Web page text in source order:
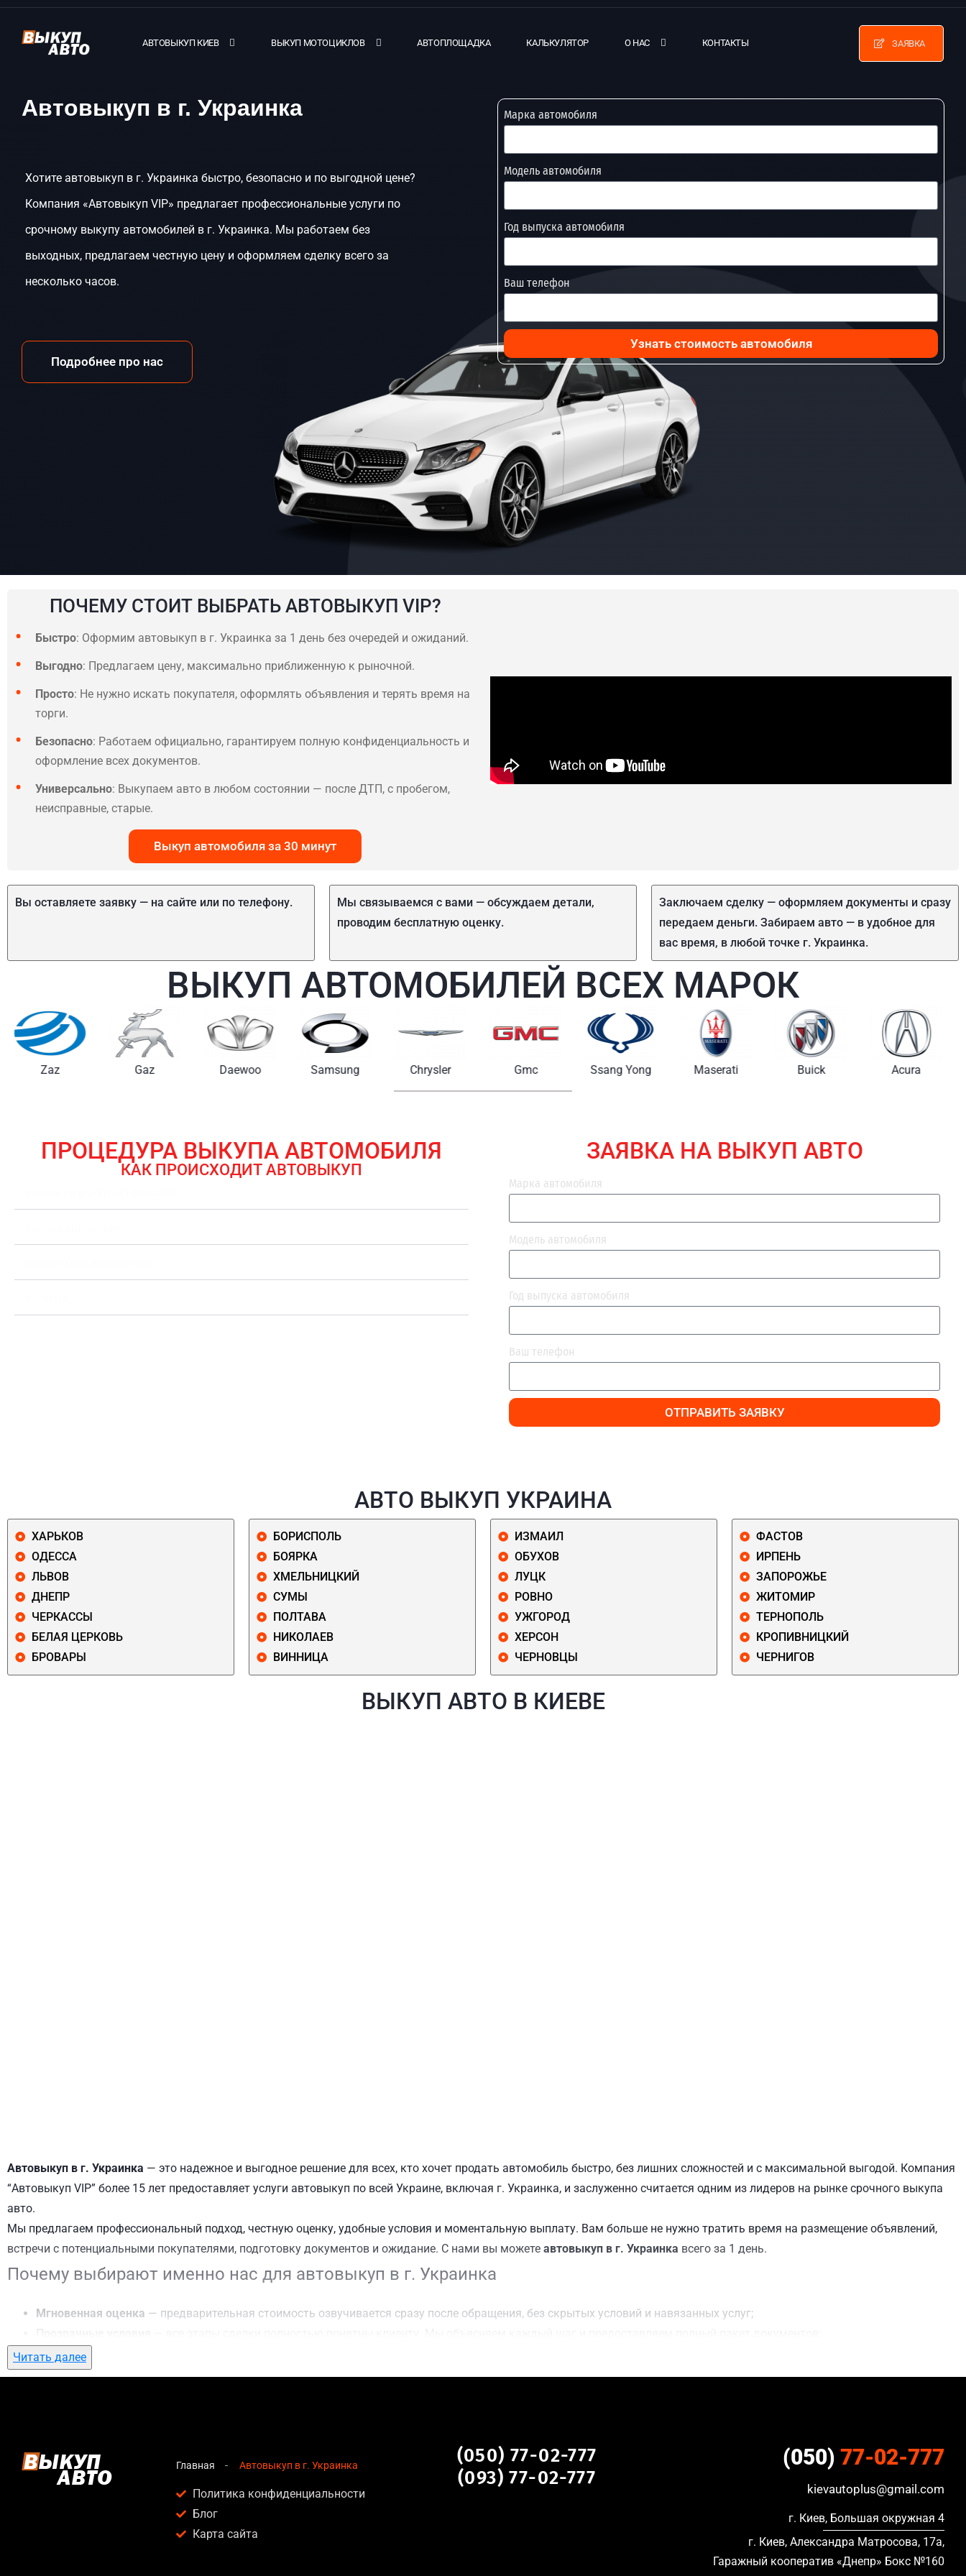
АВТОВЫКУП КИЕВ ВЫКУП МОТОЦИКЛОВ АВТОПЛОЩАДКА КАЛЬКУЛЯТОР О НАС КОНТАКТЫ ЗАЯВКА
Автовыкуп в г. Украинка
Хотите автовыкуп в г. Украинка быстро, безопасно и по выгодной цене?
Компания «Автовыкуп VIP» предлагает профессиональные услуги по
срочному выкупу автомобилей в г. Украинка. Мы работаем без
выходных, предлагаем честную цену и оформляем сделку всего за
несколько часов.
Подробнее про нас
Марка автомобиля
Модель автомобиля
Год выпуска автомобиля
Ваш телефон
Узнать стоимость автомобиля
ПОЧЕМУ СТОИТ ВЫБРАТЬ АВТОВЫКУП VIP?
Быстро: Оформим автовыкуп в г. Украинка за 1 день без очередей и ожиданий.
Выгодно: Предлагаем цену, максимально приближенную к рыночной.
Просто: Не нужно искать покупателя, оформлять объявления и терять время на
торги.
Безопасно: Работаем официально, гарантируем полную конфиденциальность и
оформление всех документов.
Универсально: Выкупаем авто в любом состоянии — после ДТП, с пробегом,
неисправные, старые.
Выкуп автомобиля за 30 минут
Вы оставляете заявку — на сайте или по телефону.
Мы связываемся с вами — обсуждаем детали,
проводим бесплатную оценку.
Заключаем сделку — оформляем документы и сразу
передаем деньги. Забираем авто — в удобное для
вас время, в любой точке г. Украинка.
ВЫКУП АВТОМОБИЛЕЙ ВСЕХ МАРОК
Gaz Daewoo Samsung Chrysler Gmc Ssang Yong Maserati Buick Acura Lincoln
ПРОЦЕДУРА ВЫКУПА АВТОМОБИЛЯ
КАК ПРОИСХОДИТ АВТОВЫКУП
ЗАЯВКА НА ВЫКУП АВТО
Марка автомобиля
Модель автомобиля
Год выпуска автомобиля
Ваш телефон
ОТПРАВИТЬ ЗАЯВКУ
АВТО ВЫКУП УКРАИНА
ХАРЬКОВ
ОДЕССА
ЛЬВОВ
ДНЕПР
ЧЕРКАССЫ
БЕЛАЯ ЦЕРКОВЬ
БРОВАРЫ
БОРИСПОЛЬ
БОЯРКА
ХМЕЛЬНИЦКИЙ
СУМЫ
ПОЛТАВА
НИКОЛАЕВ
ВИННИЦА
ИЗМАИЛ
ОБУХОВ
ЛУЦК
РОВНО
УЖГОРОД
ХЕРСОН
ЧЕРНОВЦЫ
ФАСТОВ
ИРПЕНЬ
ЗАПОРОЖЬЕ
ЖИТОМИР
ТЕРНОПОЛЬ
КРОПИВНИЦКИЙ
ЧЕРНИГОВ
ВЫКУП АВТО В КИЕВЕ
Автовыкуп в г. Украинка — это надежное и выгодное решение для всех, кто хочет продать автомобиль быстро, без лишних сложностей и с максимальной выгодой. Компания
“Автовыкуп VIP” более 15 лет предоставляет услуги автовыкуп по всей Украине, включая г. Украинка, и заслуженно считается одним из лидеров на рынке срочного выкупа
авто.
Мы предлагаем профессиональный подход, честную оценку, удобные условия и моментальную выплату. Вам больше не нужно тратить время на размещение объявлений,
встречи с потенциальными покупателями, подготовку документов и ожидание. С нами вы можете автовыкуп в г. Украинка всего за 1 день.
Почему выбирают именно нас для автовыкуп в г. Украинка
Мгновенная оценка — предварительная стоимость озвучивается сразу после обращения, без скрытых условий и навязанных услуг;
Гибкий подход
Честные цены— предлагаем до 95% от рыночной стоимости даже за авто после аварии или с пробегом;
Кому подойдет автовыкуп в г. Украинка
Услуга автовыкуп в г. Украинка актуальна для:
Владельцев автомобилей после аварии, когда восстановление экономически нецелесообразно;
Людей, которым срочно нужны деньги — мы предлагаем выплату сразу после подписания договора;
Читать далее
Главная Автовыкуп в г. Украинка
Политика конфиденциальности
Блог
Карта сайта
(050) 77-02-777
(093) 77-02-777
(050) 77-02-777
kievautoplus@gmail.com
г. Киев, Большая окружная 4
г. Киев, Александра Матросова, 17а,
Гаражный кооператив «Днепр» Бокс №160